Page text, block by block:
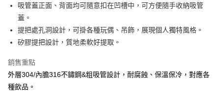
【注意事項】
1.本服務係由「台灣大哥大股份有限公司」（以下簡稱本公司）所提供，讓
用戶於交易時，得透過本服務購買商品或服務，並由商店將買賣／分期付款
買賣價金債權讓與本公司後，依約使用本公司帳單繳交帳款。
2.基於同意付款使用「大哥付你分期」之契約關係目的，商店將以您的個人
3.完整用戶服務條款，請詳閱以下連結：
吸管蓋正面、背面均可隨意扣在凹槽中，可方便隨手收納吸管
蓋。
提把處孔洞設計，可掛各種玩偶、吊飾，展現個人獨特風格。
矽膠提把設計，質地柔軟好提取。
銷售重點
外層304/內膽316不鏽鋼&粗吸管設計，耐腐蝕、保溫保冷，對應各
種飲品。